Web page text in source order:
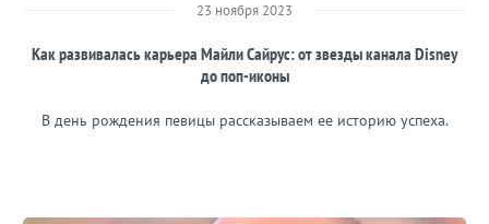
23 ноября 2023
Как развивалась карьера Майли Сайрус: от звезды канала Disney
до поп-иконы
В день рождения певицы рассказываем ее историю успеха.